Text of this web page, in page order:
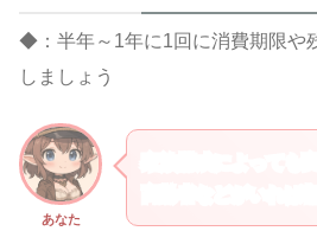
◆：半年～1年に1回に消費期限や
しましょう
あなた